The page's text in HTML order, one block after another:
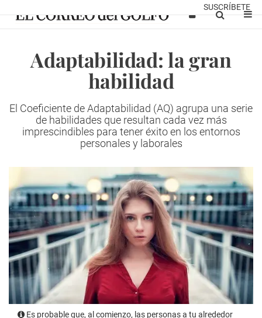
SUSCRÍBETE
Adaptabilidad: la gran
habilidad
El Coeficiente de Adaptabilidad (AQ) agrupa una serie
de habilidades que resultan cada vez más
imprescindibles para tener éxito en los entornos
personales y laborales
Es probable que, al comienzo, las personas a tu alrededor